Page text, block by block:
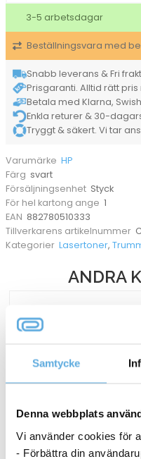
Samtycke
Denna webbplats
Vi använder cookies för
- Förbättra din
CB380A
svart
mängd
3-5 arbetsdagar
Beställningsvara med
Snabb leverans & Fri
Prisgaranti. Alltid rätt
Betala med Klarna,
Enkla returer & 30-
Tryggt & säkert. Vi tar
Varumärke HP
Färg svart
Försäljningsenhet Styck
För hel kartong ange 1
EAN 882780510333
Tillverkarens artikelnummer
Kategorier Lasertoner,
ANDRA